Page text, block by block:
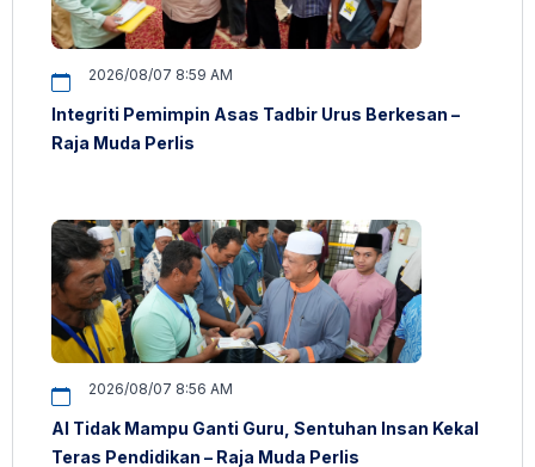
2026/08/07 8:59 AM
Integriti Pemimpin Asas Tadbir Urus Berkesan –
Raja Muda Perlis
2026/08/07 8:56 AM
AI Tidak Mampu Ganti Guru, Sentuhan Insan Kekal
Teras Pendidikan – Raja Muda Perlis